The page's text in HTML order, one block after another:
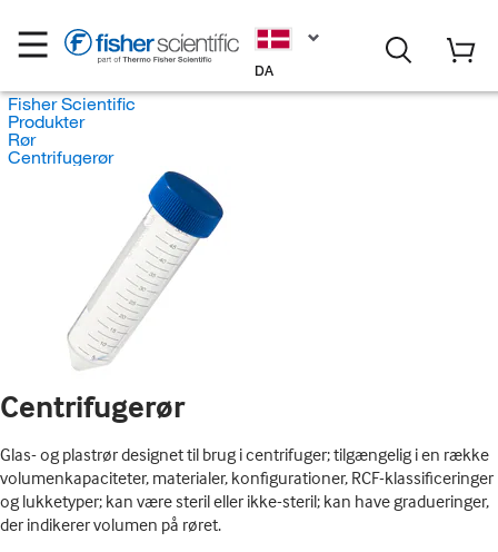
DA
Fisher Scientific
Produkter
Rør
Centrifugerør
Centrifugerør
Glas- og plastrør designet til brug i centrifuger; tilgængelig i en række
volumenkapaciteter, materialer, konfigurationer, RCF-klassificeringer
og lukketyper; kan være steril eller ikke-steril; kan have gradueringer,
der indikerer volumen på røret.